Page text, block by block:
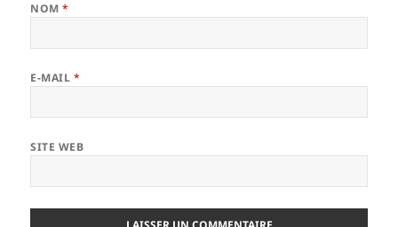
NOM*
E-MAIL *
SITE WEB